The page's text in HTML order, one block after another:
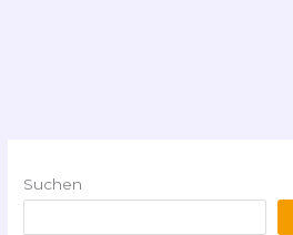
Suchen